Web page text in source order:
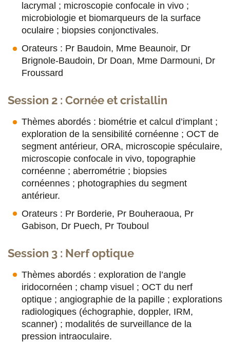
lacrymal ; microscopie confocale in vivo ;
microbiologie et biomarqueurs de la surface
oculaire ; biopsies conjonctivales.
Orateurs : Pr Baudoin, Mme Beaunoir, Dr
Brignole-Baudoin, Dr Doan, Mme Darmouni, Dr
Froussard
Session 2 : Cornée et cristallin
Thèmes abordés : biométrie et calcul d’implant ;
exploration de la sensibilité cornéenne ; OCT de
segment antérieur, ORA, microscopie spéculaire,
microscopie confocale in vivo, topographie
cornéenne ; aberrométrie ; biopsies
cornéennes ; photographies du segment
antérieur.
Orateurs : Pr Borderie, Pr Bouheraoua, Pr
Gabison, Dr Puech, Pr Touboul
Session 3 : Nerf optique
Thèmes abordés : exploration de l’angle
iridocornéen ; champ visuel ; OCT du nerf
optique ; angiographie de la papille ; explorations
radiologiques (échographie, doppler, IRM,
scanner) ; modalités de surveillance de la
pression intraoculaire.